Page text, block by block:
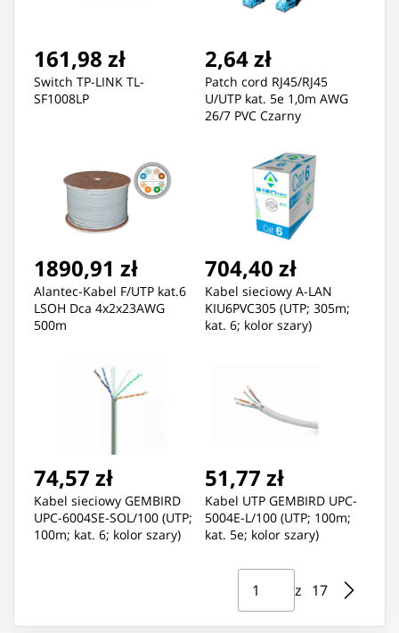
161,98 zł
Switch TP-LINK TL-
SF1008LP
2,64 zł
Patch cord RJ45/RJ45
U/UTP kat. 5e 1,0m AWG
26/7 PVC Czarny
1890,91 zł
Alantec-Kabel F/UTP kat.6
LSOH Dca 4x2x23AWG
500m
704,40 zł
Kabel sieciowy A-LAN
KIU6PVC305 (UTP; 305m;
kat. 6; kolor szary)
74,57 zł
Kabel sieciowy GEMBIRD
UPC-6004SE-SOL/100 (UTP;
100m; kat. 6; kolor szary)
51,77 zł
Kabel UTP GEMBIRD UPC-
5004E-L/100 (UTP; 100m;
kat. 5e; kolor szary)
Strona ⁨1⁩ z ⁨17⁩
z ⁨17⁩
Przejdź do strony